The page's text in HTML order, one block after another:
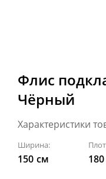
Флис
Чёрный
Характеристики
Ширина:
150 см 180